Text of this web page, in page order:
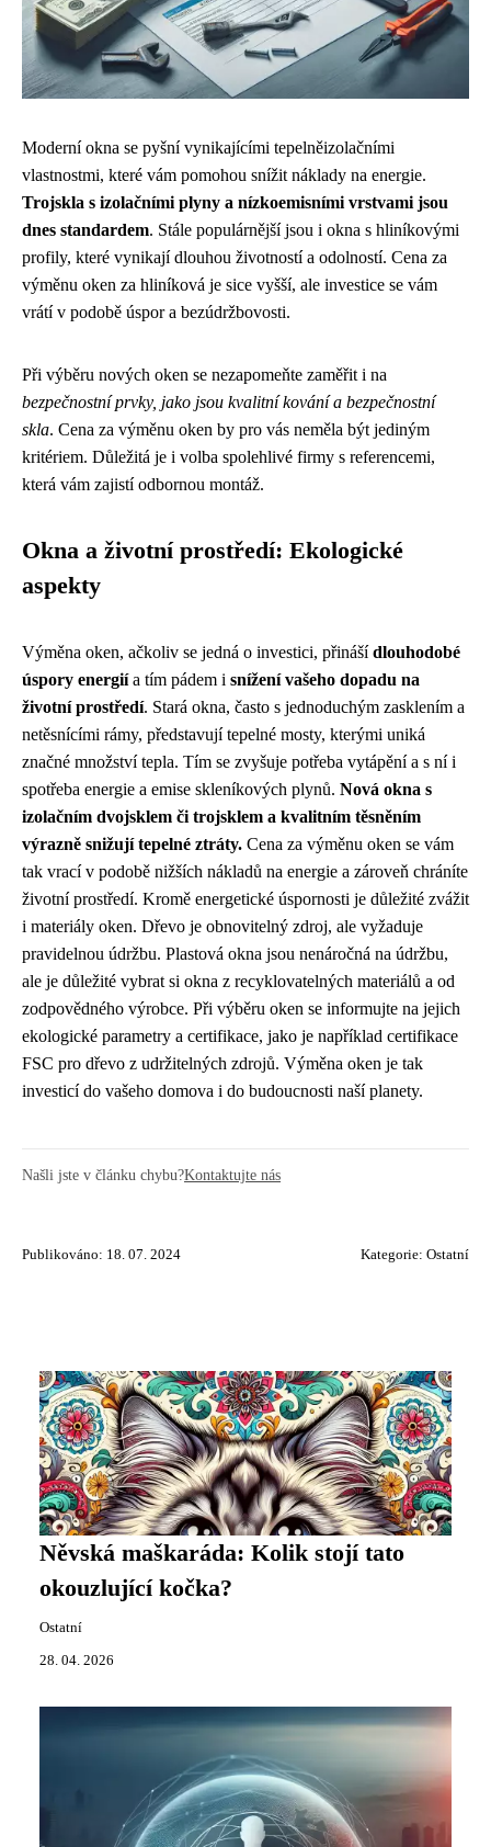
Moderní okna se pyšní vynikajícími tepelněizolačními
vlastnostmi, které vám pomohou snížit náklady na energie.
Trojskla s izolačními plyny a nízkoemisními vrstvami jsou
dnes standardem. Stále populárnější jsou i okna s hliníkovými
profily, které vynikají dlouhou životností a odolností. Cena za
výměnu oken za hliníková je sice vyšší, ale investice se vám
vrátí v podobě úspor a bezúdržbovosti.
Při výběru nových oken se nezapomeňte zaměřit i na
bezpečnostní prvky, jako jsou kvalitní kování a bezpečnostní
skla. Cena za výměnu oken by pro vás neměla být jediným
kritériem. Důležitá je i volba spolehlivé firmy s referencemi,
která vám zajistí odbornou montáž.
Okna a životní prostředí: Ekologické
aspekty
Výměna oken, ačkoliv se jedná o investici, přinášídlouhodobé
úspory energiía tím pádem i snížení vašeho dopadu na
životní prostředí. Stará okna, často s jednoduchým zasklením a
netěsnícími rámy, představují tepelné mosty, kterými uniká
značné množství tepla. Tím se zvyšuje potřeba vytápění a s ní i
spotřeba energie a emise skleníkových plynů. Nová okna s
izolačním dvojsklem či trojsklem a kvalitním těsněním
výrazně snižují tepelné ztráty. Cena za výměnu oken se vám
tak vrací v podobě nižších nákladů na energie a zároveň chráníte
životní prostředí. Kromě energetické úspornosti je důležité zvážit
i materiály oken. Dřevo je obnovitelný zdroj, ale vyžaduje
pravidelnou údržbu. Plastová okna jsou nenáročná na údržbu,
ale je důležité vybrat si okna z recyklovatelných materiálů a od
zodpovědného výrobce. Při výběru oken se informujte na jejich
ekologické parametry a certifikace, jako je například certifikace
FSC pro dřevo z udržitelných zdrojů. Výměna oken je tak
investicí do vašeho domova i do budoucnosti naší planety.
Našli jste v článku chybu?Kontaktujte nás
Publikováno: 18. 07. 2024 Kategorie: Ostatní
Něvská maškaráda: Kolik stojí tato
okouzlující kočka?
Ostatní
28. 04. 2026